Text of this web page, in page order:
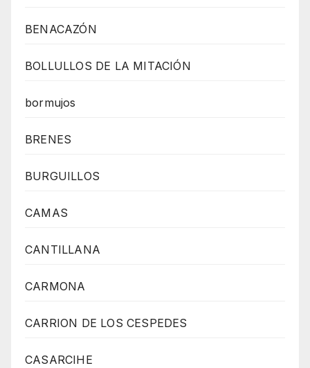
BENACAZÓN
BOLLULLOS DE LA MITACIÓN
bormujos
BRENES
BURGUILLOS
CAMAS
CANTILLANA
CARMONA
CARRION DE LOS CESPEDES
CASARCIHE